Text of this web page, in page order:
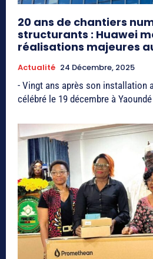
20 ans de chantiers
structurants : Huawei
réalisations majeures
Actualité 24 Décembre, 2025
- Vingt ans après son installation
célébré le 19 décembre à